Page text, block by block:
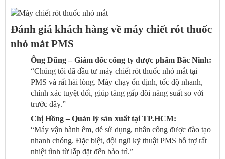
Đánh giá khách hàng về máy chiết rót thuốc
nhỏ mắt PMS
Ông Dũng – Giám đốc công ty dược phẩm Bắc Ninh:
“Chúng tôi đã đầu tư máy chiết rót thuốc nhỏ mắt tại
PMS và rất hài lòng. Máy chạy ổn định, tốc độ nhanh,
chính xác tuyệt đối, giúp tăng gấp đôi năng suất so với
trước đây.”
Chị Hồng – Quản lý sản xuất tại TP.HCM:
“Máy vận hành êm, dễ sử dụng, nhân công được đào tạo
nhanh chóng. Đặc biệt, đội ngũ kỹ thuật PMS hỗ trợ rất
nhiệt tình từ lắp đặt đến bảo trì.”